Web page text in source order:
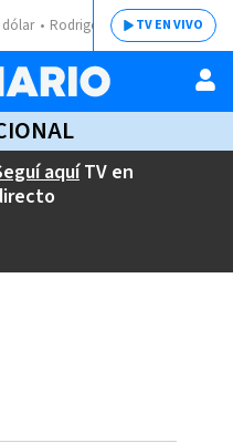
dólar Rodrigo ChavesTV EN VIVO
aquíTV en